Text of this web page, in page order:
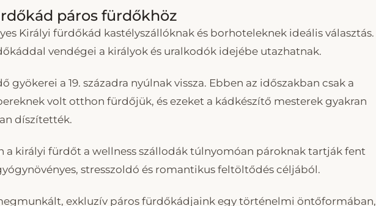
páros fürdőkhöz
Királyi fürdőkád kastélyszállóknak és borhoteleknek ideális választás.
vendégei a királyok és uralkodók idejébe utazhatnak.
gyökerei a 19. századra nyúlnak vissza. Ebben az időszakban csak a
volt otthon fürdőjük, és ezeket a kádkészítő mesterek gyakran
díszítették.
a királyi fürdőt a wellness szállodák túlnyomóan pároknak tartják fent
stresszoldó és romantikus feltöltődés céljából.
exkluzív páros fürdőkádjaink egy történelmi öntőformában,